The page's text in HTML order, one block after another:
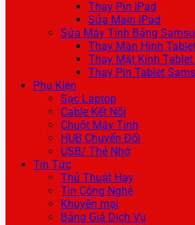
Thay Pin iPad
Sửa Main iPad
Sửa Máy Tính Bảng
Thay Màn Hình
Thay Mặt Kính
Thay Pin Tablet
Phụ Kiện
Sạc Laptop
Cable Kết Nối
Chuột Máy Tính
HUB Chuyển Đổi
USB/ Thẻ Nhớ
Tin Tức
Thủ Thuật Hay
Tin Công Nghệ
Khuyến mại
Bảng Giá Dịch Vụ